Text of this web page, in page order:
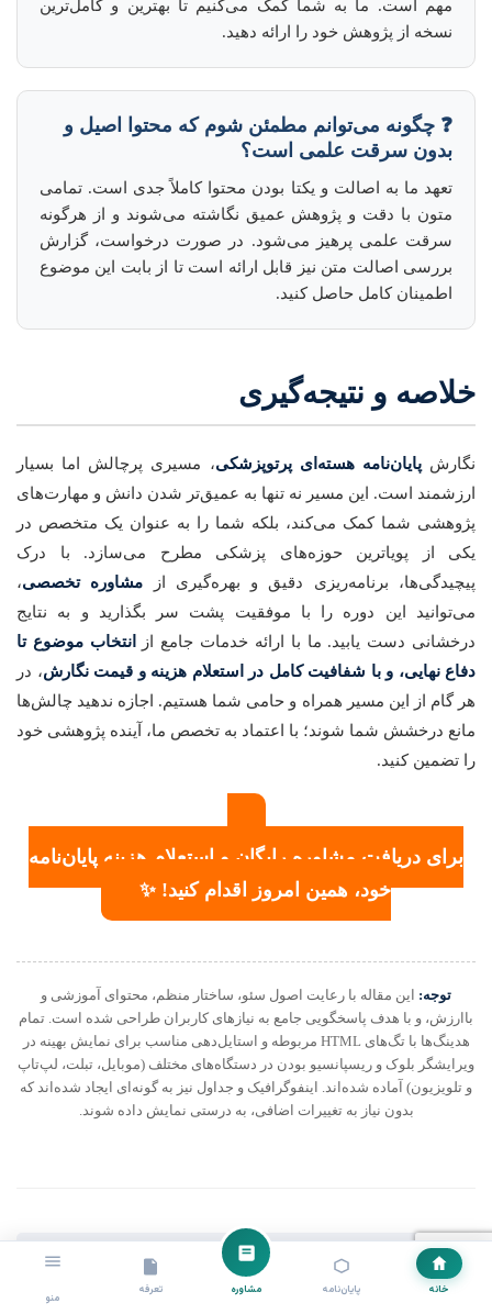
خانه پایان‌نامه مشاوره تعرفه
منو
مهم است. ما به شما کمک می‌کنیم تا بهترین و کامل‌ترین
نسخه از پژوهش خود را ارائه دهید.
❓ چگونه می‌توانم مطمئن شوم که محتوا اصیل و
بدون سرقت علمی است؟
تعهد ما به اصالت و یکتا بودن محتوا کاملاً جدی است. تمامی
متون با دقت و پژوهش عمیق نگاشته می‌شوند و از هرگونه
سرقت علمی پرهیز می‌شود. در صورت درخواست، گزارش
بررسی اصالت متن نیز قابل ارائه است تا از بابت این موضوع
اطمینان کامل حاصل کنید.
خلاصه و نتیجه‌گیری
نگارشپایان‌نامه هسته‌ای پرتوپزشکی، مسیری پرچالش اما بسیار
ارزشمند است. این مسیر نه تنها به عمیق‌تر شدن دانش و مهارت‌های
پژوهشی شما کمک می‌کند، بلکه شما را به عنوان یک متخصص در
یکی از پویاترین حوزه‌های پزشکی مطرح می‌سازد. با درک
پیچیدگی‌ها، برنامه‌ریزی دقیق و بهره‌گیری از مشاوره تخصصی،
می‌توانید این دوره را با موفقیت پشت سر بگذارید و به نتایج
درخشانی دست یابید. ما با ارائه خدمات جامع از
انتخاب موضوع تا
دفاع نهایی، و با شفافیت کامل در استعلام هزینه و قیمت نگارش، در
هر گام از این مسیر همراه و حامی شما هستیم. اجازه ندهید چالش‌ها
مانع درخشش شما شوند؛ با اعتماد به تخصص ما، آینده پژوهشی خود
را تضمین کنید.
برای دریافت مشاوره رایگان و استعلام هزینه پایان‌نامه
خود، همین امروز اقدام کنید! ✨
توجه: این مقاله با رعایت اصول سئو، ساختار منظم، محتوای آموزشی و
باارزش، و با هدف پاسخگویی جامع به نیازهای کاربران طراحی شده است. تمام
هدینگ‌ها با تگ‌های HTML مربوطه و استایل‌دهی مناسب برای نمایش بهینه در
ویرایشگر بلوک و ریسپانسیو بودن در دستگاه‌های مختلف (موبایل، تبلت، لپ‌تاپ
و تلویزیون) آماده شده‌اند. اینفوگرافیک و جداول نیز به گونه‌ای ایجاد شده‌اند که
بدون نیاز به تغییرات اضافی، به درستی نمایش داده شوند.
انجام پایان نامه نقشه برداری سیستم اطلاعات
مکانی GIS + مشاوره و استعلام هزینه و